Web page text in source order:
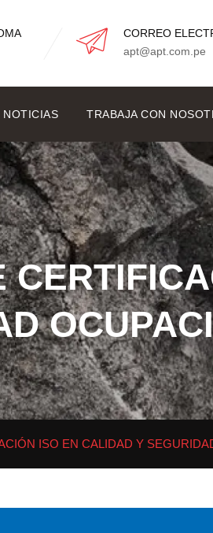
CORREO
apt@apt.com.pe
NOTICIAS TRABAJA CON
ISO EN CALIDAD Y